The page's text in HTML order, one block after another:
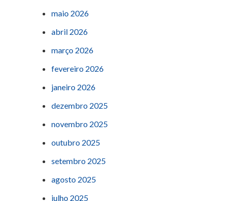
maio 2026
abril 2026
março 2026
fevereiro 2026
janeiro 2026
dezembro 2025
novembro 2025
outubro 2025
setembro 2025
agosto 2025
julho 2025